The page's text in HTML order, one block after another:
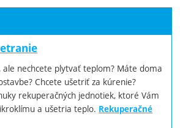
nechcete plytvať teplom? Máte doma
Chcete ušetriť za kúrenie?
rekuperačných jednotiek, ktoré Vám
a ušetria teplo. Rekuperačné